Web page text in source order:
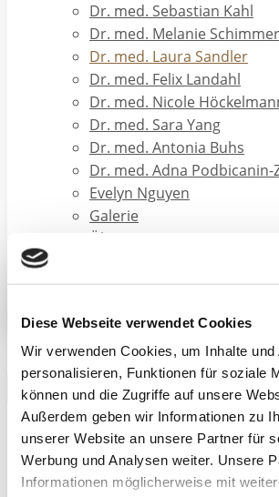
Diese Webseite verwendet Cookies
Wir verwenden Cookies, um Inhalte und
personalisieren, Funktionen für soziale
können und die Zugriffe auf unsere
Außerdem geben wir Informationen zu
unserer Website an unsere Partner für
Werbung und Analysen weiter. Unsere
Informationen möglicherweise mit
Dr. med. Sebastian Kahl
Dr. med. Melanie Schimmer
Dr. med. Laura Sandler
Dr. med. Felix Landahl
Dr. med. Nicole
Dr. med. Sara Yang
Dr. med. Antonia Buhs
Dr. med. Adna
Evelyn Nguyen
Galerie
Über CORIUS Gruppe
KONTAKT
Assistenzärztin
Hamburg -
2018 bis
2020
Hamburg - 2018 bis 2020
Dermatologikum
2017
2017